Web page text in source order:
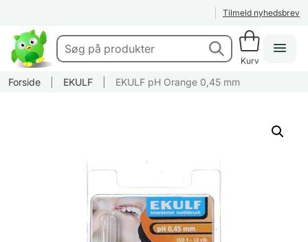
Tilmeld nyhedsbrev
Kurv
Forside EKULF EKULF pH Orange 0,45 mm